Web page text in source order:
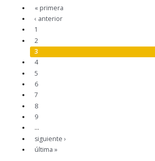
« primera
‹ anterior
1
2
3
4
5
6
7
8
9
…
siguiente ›
última »